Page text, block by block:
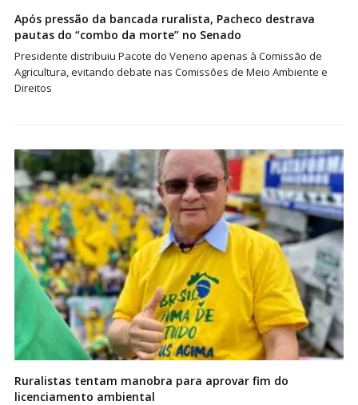
Após pressão da bancada ruralista, Pacheco destrava
pautas do “combo da morte” no Senado
Presidente distribuiu Pacote do Veneno apenas à Comissão de
Agricultura, evitando debate nas Comissões de Meio Ambiente e
Direitos
Ruralistas tentam manobra para aprovar fim do
licenciamento ambiental